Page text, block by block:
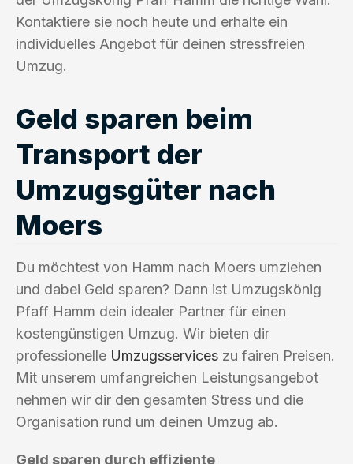
Kontaktiere sie noch heute und erhalte ein
individuelles Angebot für deinen stressfreien
Umzug.
Geld sparen beim
Transport der
Umzugsgüter nach
Moers
Du möchtest von Hamm nach Moers umziehen
und dabei Geld sparen? Dann ist Umzugskönig
Pfaff Hamm dein idealer Partner für einen
kostengünstigen Umzug. Wir bieten dir
professionelle Umzugsservices zu fairen Preisen.
Mit unserem umfangreichen Leistungsangebot
nehmen wir dir den gesamten Stress und die
Organisation rund um deinen Umzug ab.
Geld sparen durch effiziente